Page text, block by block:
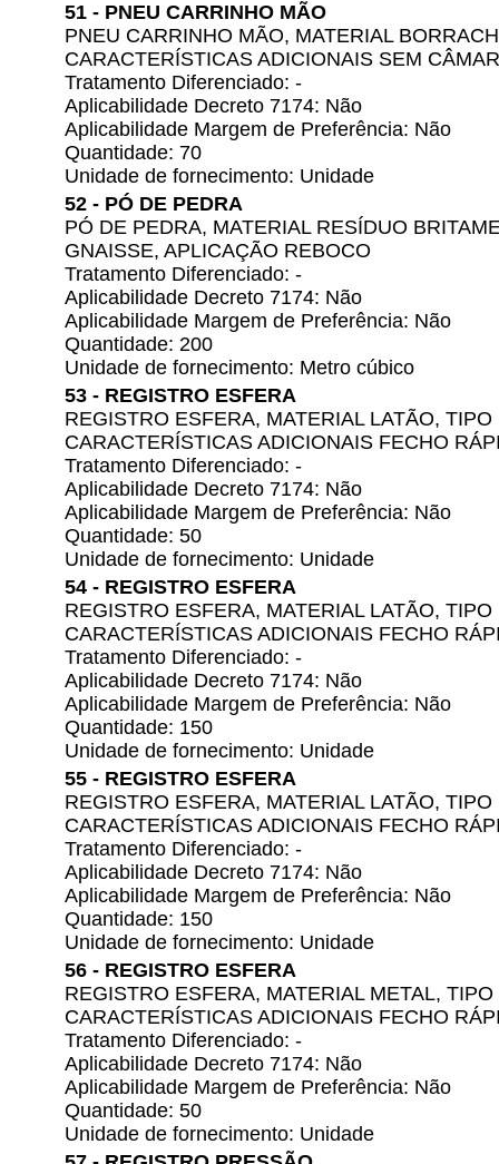
51 - PNEU CARRINHO MÃO
PNEU CARRINHO MÃO, MATERIAL
CARACTERÍSTICAS ADICIONAIS SEM
Tratamento Diferenciado: -
Aplicabilidade Decreto 7174: Não
Aplicabilidade Margem de Preferência: Não
Quantidade: 70
Unidade de fornecimento: Unidade
52 - PÓ DE PEDRA
PÓ DE PEDRA, MATERIAL RESÍDUO
GNAISSE, APLICAÇÃO REBOCO
Tratamento Diferenciado: -
Aplicabilidade Decreto 7174: Não
Aplicabilidade Margem de Preferência: Não
Quantidade: 200
Unidade de fornecimento: Metro cúbico
53 - REGISTRO ESFERA
REGISTRO ESFERA, MATERIAL LATÃO, TIPO
CARACTERÍSTICAS ADICIONAIS FECHO
Tratamento Diferenciado: -
Aplicabilidade Decreto 7174: Não
Aplicabilidade Margem de Preferência: Não
Quantidade: 50
Unidade de fornecimento: Unidade
54 - REGISTRO ESFERA
REGISTRO ESFERA, MATERIAL LATÃO, TIPO
CARACTERÍSTICAS ADICIONAIS FECHO
Tratamento Diferenciado: -
Aplicabilidade Decreto 7174: Não
Aplicabilidade Margem de Preferência: Não
Quantidade: 150
Unidade de fornecimento: Unidade
55 - REGISTRO ESFERA
REGISTRO ESFERA, MATERIAL LATÃO, TIPO
CARACTERÍSTICAS ADICIONAIS FECHO
Tratamento Diferenciado: -
Aplicabilidade Decreto 7174: Não
Aplicabilidade Margem de Preferência: Não
Quantidade: 150
Unidade de fornecimento: Unidade
56 - REGISTRO ESFERA
REGISTRO ESFERA, MATERIAL METAL,
CARACTERÍSTICAS ADICIONAIS FECHO
Tratamento Diferenciado: -
Aplicabilidade Decreto 7174: Não
Aplicabilidade Margem de Preferência: Não
Quantidade: 50
Unidade de fornecimento: Unidade